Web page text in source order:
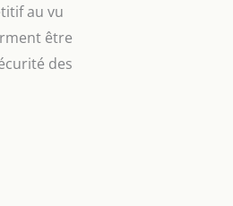
au vu
être
des